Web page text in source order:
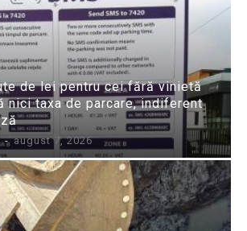
de lei pentru cei fără vinietă
nici taxa de parcare, indiferent
- august 7, 2026